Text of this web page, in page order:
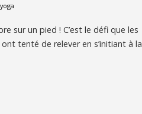
yoga
sur un pied ! C’est le défi que les
tenté de relever en s’initiant à la